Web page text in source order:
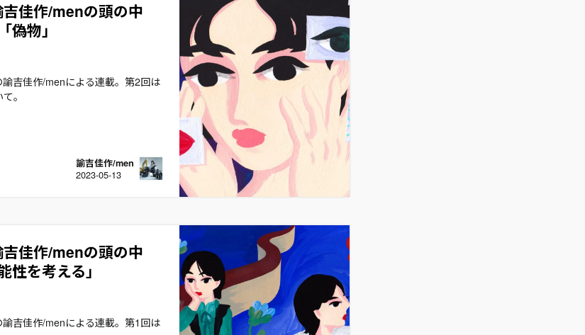
吉佳作/menの頭の中
偽物」
吉佳作/menによる連載。第2回は
。
諭吉佳作/men
2023-05-13
吉佳作/menの頭の中
性を考える」
吉佳作/menによる連載。第1回は